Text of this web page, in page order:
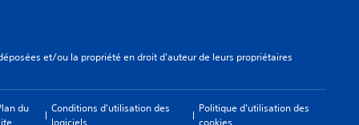
et/ou la propriété en droit d'auteur de leurs propriétaires
du
Conditions d'utilisation des
logiciels
Politique d'utilisation des
cookies